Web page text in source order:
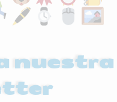
nuestra